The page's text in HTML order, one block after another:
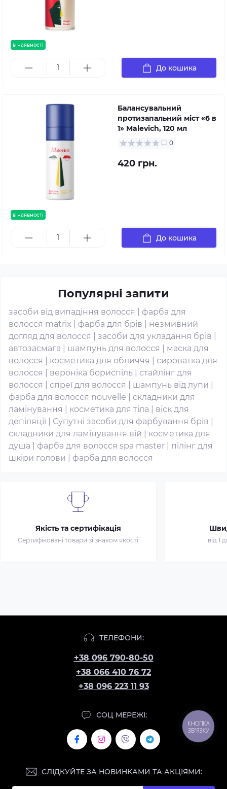
в наявності
До кошика
в наявності
Балансувальний
протизапальний міст «6 в
1» Malevich, 120 мл
0
420 грн.
До кошика
Популярні запити
засоби від випадіння волосся
фарба для
волосся matrix
фарба для брів
незмивний
догляд для волосся
засоби для укладання брів
автозасмага
шампунь для волосся
маска для
волосся
косметика для обличчя
сироватка для
волосся
вероніка бориспіль
стайлінг для
волосся
спреї для волосся шампунь від лупи
фарба для волосся nouvelle
складники для
ламінування
косметика для тіла
віск для
депіляції
Супутні засоби для фарбування брів
складники для ламінування вій
косметика для
душа
фарба для волосся spa master
пілінг для
шкіри голови
фарба для волосся
Якість та сертифікація
Сертифіковані товари зі знаком якості від 1
ТЕЛЕФОНИ:
+38 096 790-80-50
+38 066 410 76 72
+38 096 223 11 93
СОЦ МЕРЕЖІ:
СЛІДКУЙТЕ ЗА НОВИНКАМИ ТА АКЦІЯМИ:
КНОПКА
ЗВ'ЯЗКУ